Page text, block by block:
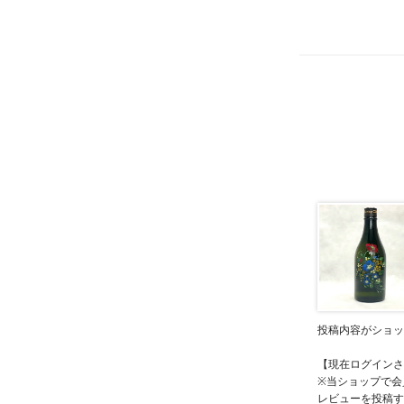
投稿内容がショ
【現在ログイン
※当ショップで会
レビューを投稿